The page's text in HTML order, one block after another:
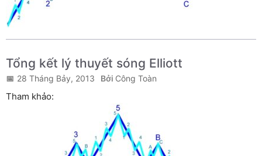
Tổng kết lý thuyết sóng Elliott
28 Tháng Bảy, 2013 Công Toàn
Tham khảo: